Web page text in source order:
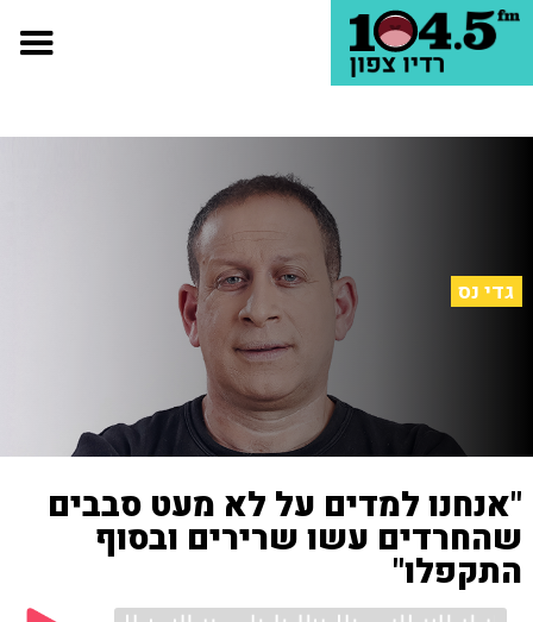
גדי נס
"אנחנו למדים על לא מעט סבבים
שהחרדים עשו שרירים ובסוף
התקפלו"